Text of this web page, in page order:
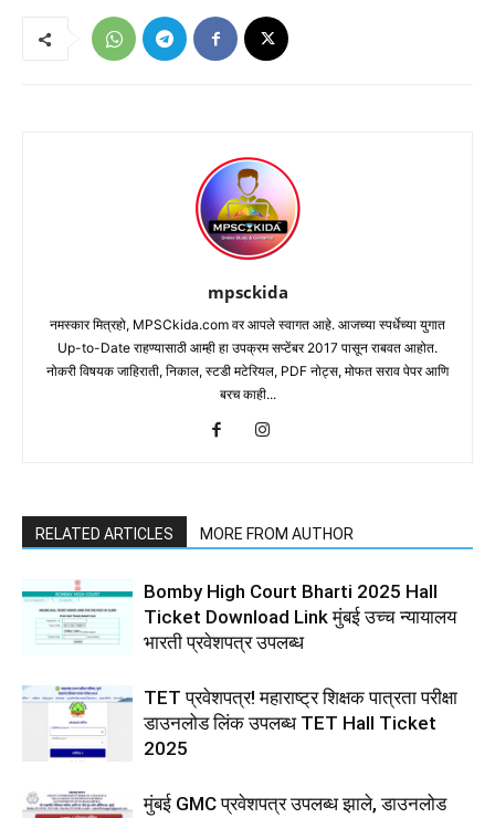
mpsckida
नमस्कार मित्रहो, MPSCkida.com वर आपले स्वागत आहे. आजच्या स्पर्धेच्या युगात
Up-to-Date राहण्यासाठी आम्ही हा उपक्रम सप्टेंबर 2017 पासून राबवत आहोत.
नोकरी विषयक जाहिराती, निकाल, स्टडी मटेरियल, PDF नोट्स, मोफत सराव पेपर आणि
बरच काही...
RELATED ARTICLES MORE FROM AUTHOR
Bomby High Court Bharti 2025 Hall
Ticket Download Link मुंबई उच्च न्यायालय
भारती प्रवेशपत्र उपलब्ध
TET प्रवेशपत्र! महाराष्ट्र शिक्षक पात्रता परीक्षा
डाउनलोड लिंक उपलब्ध TET Hall Ticket
2025
मुंबई GMC प्रवेशपत्र उपलब्ध झाले, डाउनलोड